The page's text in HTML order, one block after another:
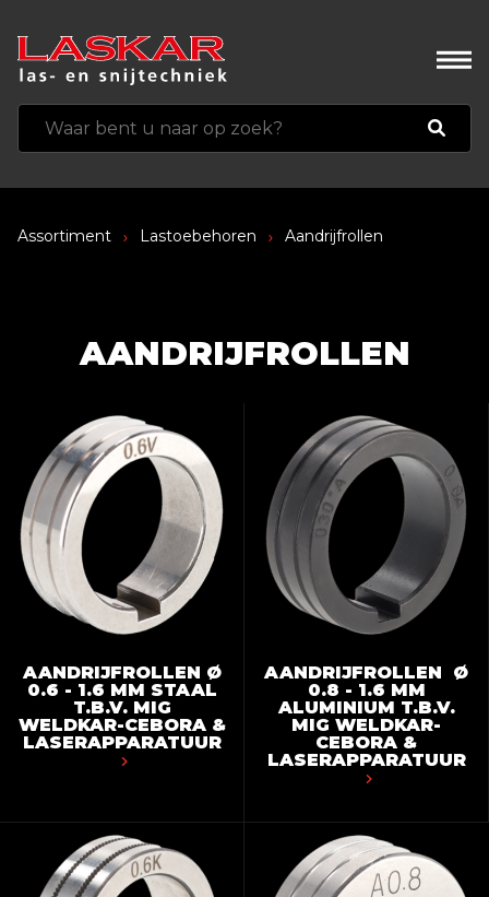
Assortiment Lastoebehoren Aandrijfrollen
AANDRIJFROLLEN
AANDRIJFROLLEN Ø
0.6 - 1.6 MM STAAL
T.B.V. MIG
WELDKAR-CEBORA &
LASERAPPARATUUR
AANDRIJFROLLEN Ø
0.8 - 1.6 MM
ALUMINIUM T.B.V.
MIG WELDKAR-
CEBORA &
LASERAPPARATUUR